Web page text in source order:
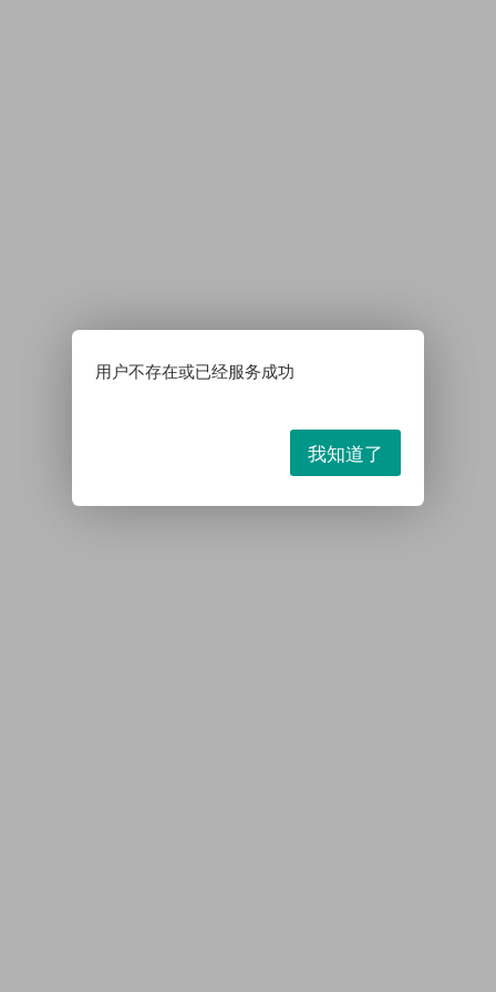
用户不存在或已经服务成功
我知道了